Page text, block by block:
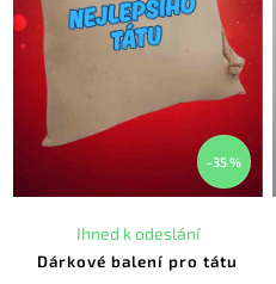
–35 %
Dárkové balení pro tátu
Ihned k odeslání